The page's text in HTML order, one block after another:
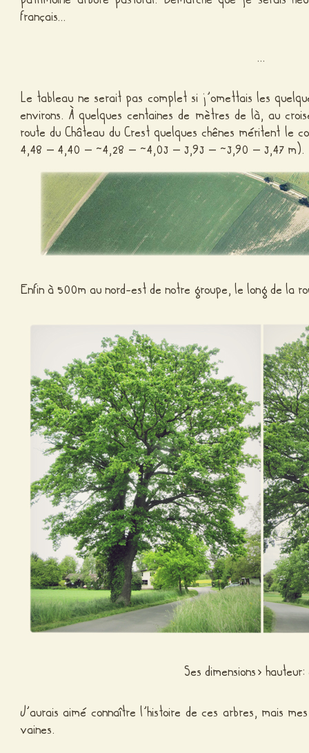
français…
…
Le tableau ne serait pas complet si j’omettais les
environs. À quelques centaines de mètres de là, au
route du Château du Crest quelques chênes méritent le
4,48 – 4,40 – ~4,28 – ~4,03 – 3,93 – ~3,90 – 3,47 m).
Enfin à 500m au nord-est de notre groupe, le long de la
Ses dimensions>
J’aurais aimé connaître l’histoire de ces arbres, mais
vaines.